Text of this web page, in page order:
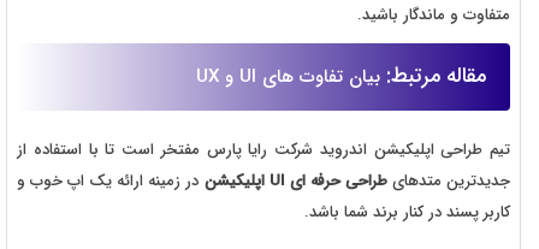
متفاوت و ماندگار باشید.
مقاله مرتبط: بیان تفاوت های UI و UX
تیم طراحی اپلیکیشن اندروید شرکت رایا پارس مفتخر است تا با استفاده از
جدیدترین متدهایطراحی حرفه ای UI اپلیکیشن
در زمینه ارائه یک اپ خوب و
کاربر پسند در کنار برند شما باشد.